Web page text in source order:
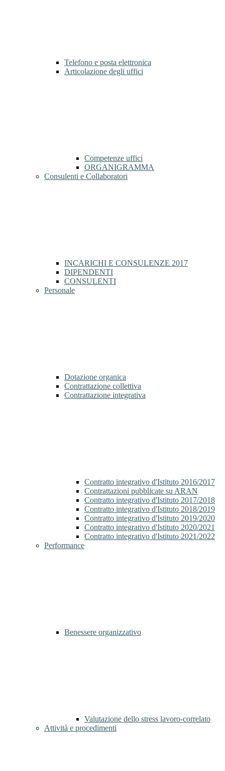
Telefono e posta elettronica
Articolazione degli uffici
Competenze uffici
ORGANIGRAMMA
Consulenti e Collaboratori
INCARICHI E CONSULENZE 2017
DIPENDENTI
CONSULENTI
Personale
Dotazione organica
Contrattazione collettiva
Contrattazione integrativa
Contratto integrativo d'Istituto 2016/2017
Contrattazioni pubblicate su ARAN
Contratto integrativo d'Istituto 2017/2018
Contratto integrativo d'Istituto 2018/2019
Contratto integrativo d'Istituto 2019/2020
Contratto integrativo d'Istituto 2020/2021
Contratto integrativo d'Istituto 2021/2022
Performance
Benessere organizzativo
Valutazione dello stress lavoro-correlato
Attività e procedimenti